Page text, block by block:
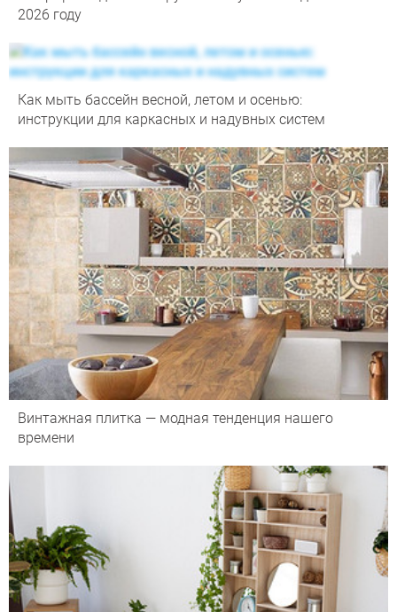
2026 году
Как мыть бассейн весной, летом и осенью:
инструкции для каркасных и надувных систем
Винтажная плитка — модная тенденция нашего
времени